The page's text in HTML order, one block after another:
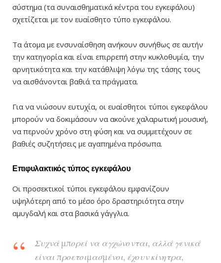
σύστημα (τα συναισθηματικά κέντρα του εγκεφάλου)
σχετίζεται με τον ευαίσθητο τύπο εγκεφάλου.
Τα άτομα με ενσυναίσθηση ανήκουν συνήθως σε αυτήν
την κατηγορία και είναι επιρρεπή στην κυκλοθυμία, την
αρνητικότητα και την κατάθλιψη λόγω της τάσης τους
να αισθάνονται βαθιά τα πράγματα.
Για να νιώσουν ευτυχία, οι ευαίσθητοι τύποι εγκεφάλου
μπορούν να δοκιμάσουν να ακούνε χαλαρωτική μουσική,
να περνούν χρόνο στη φύση και να συμμετέχουν σε
βαθιές συζητήσεις με αγαπημένα πρόσωπα.
Επιφυλακτικός τύπος εγκεφάλου
Οι προσεκτικοί τύποι εγκεφάλου εμφανίζουν
υψηλότερη από το μέσο όρο δραστηριότητα στην
αμυγδαλή και στα βασικά γάγγλια.
Συχνά μπορεί να αγχώνονται, αλλά γενικά
είναι προετοιμασμένοι, έχουν κίνητρα,